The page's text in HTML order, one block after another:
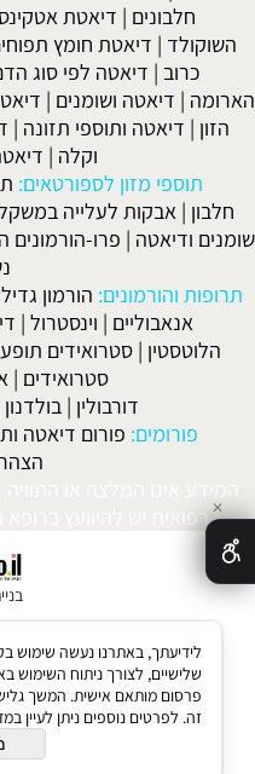
חלבונים | דיאטת אטקינס
השוקולד | דיאטת חומץ
כרוב | דיאטה לפי סוג
הארומה | דיאטה ושומנים |
הזון | דיאטה ותוספי תזונה |
וקלה |
תוספי מזון לספורטאים:
חלבון | אבקות לעלייה
שומנים ודיאטה | פרו-הורמונים
תרופות והורמונים: הורמון
אנאבוליים | וינסטרול |
הלוטסטין | סטרואידים
סטרואידים |
דורבולין | בולדנון
פורומים: פורום דיאטה
המידע אינו המלצה או
רפואית יש להיוועץ ✕
שלישיים, לצורך ניתוח השימוש
פרסום מותאם אישית. המשך
זה. לפרטים נוספים ניתן לעיין